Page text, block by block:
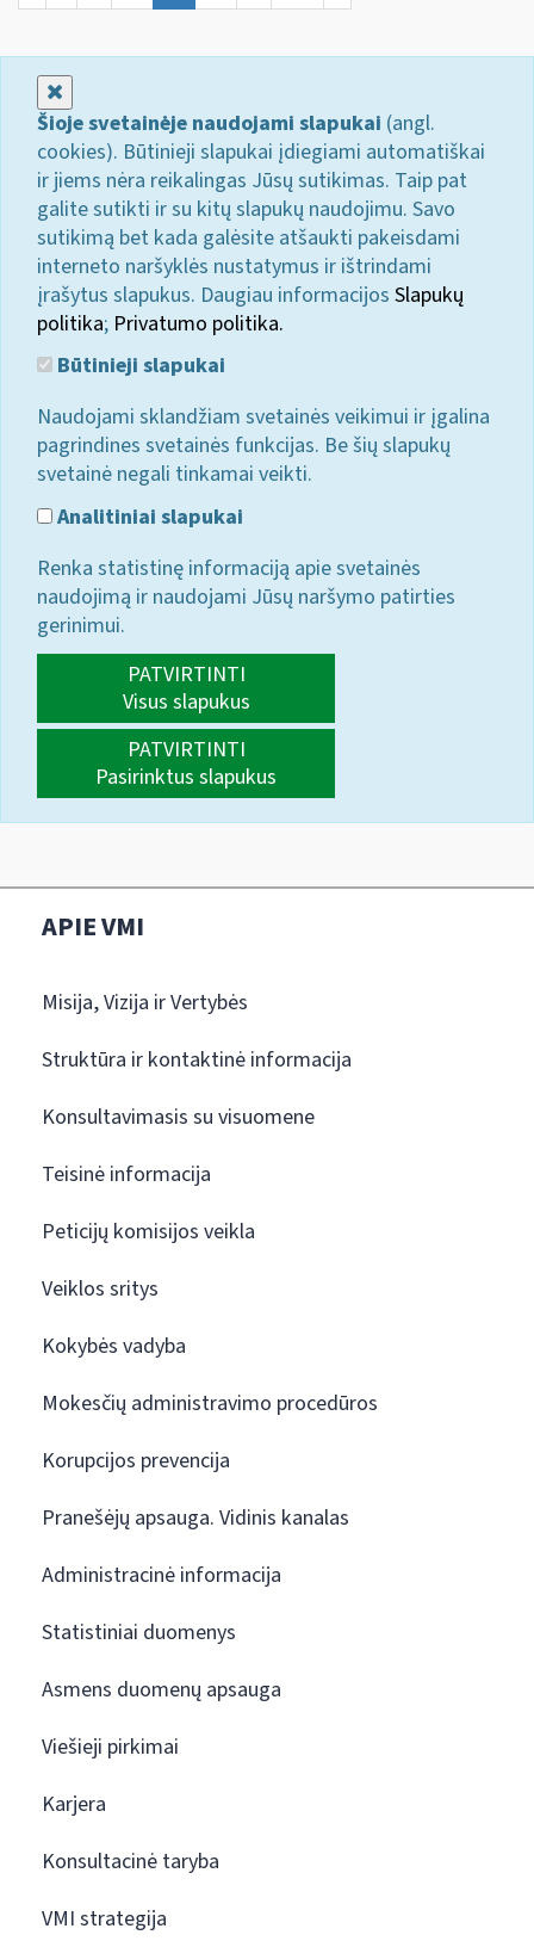
Šioje svetainėje naudojami slapukai (angl.
cookies). Būtinieji slapukai įdiegiami automatiškai
ir jiems nėra reikalingas Jūsų sutikimas. Taip pat
galite sutikti ir su kitų slapukų naudojimu. Savo
sutikimą bet kada galėsite atšaukti pakeisdami
interneto naršyklės nustatymus ir ištrindami
įrašytus slapukus. Daugiau informacijos Slapukų
politika; Privatumo politika.
Būtinieji slapukai
Naudojami sklandžiam svetainės veikimui ir įgalina
pagrindines svetainės funkcijas. Be šių slapukų
svetainė negali tinkamai veikti.
Analitiniai slapukai
Renka statistinę informaciją apie svetainės
naudojimą ir naudojami Jūsų naršymo patirties
gerinimui.
PATVIRTINTI
Visus slapukus
PATVIRTINTI
Pasirinktus slapukus
APIE VMI
Misija, Vizija ir Vertybės
Struktūra ir kontaktinė informacija
Konsultavimasis su visuomene
Teisinė informacija
Peticijų komisijos veikla
Veiklos sritys
Kokybės vadyba
Mokesčių administravimo procedūros
Korupcijos prevencija
Pranešėjų apsauga. Vidinis kanalas
Administracinė informacija
Statistiniai duomenys
Asmens duomenų apsauga
Viešieji pirkimai
Karjera
Konsultacinė taryba
VMI strategija